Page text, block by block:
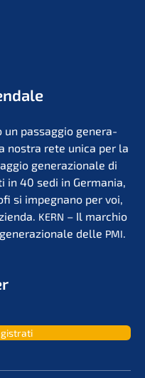
un passag­gio genera­
nostra rete unica per la
genera­zio­na­le di
40 sedi in Germa­nia,
si impegna­no per voi,
KERN – Il marchio
delle PMI